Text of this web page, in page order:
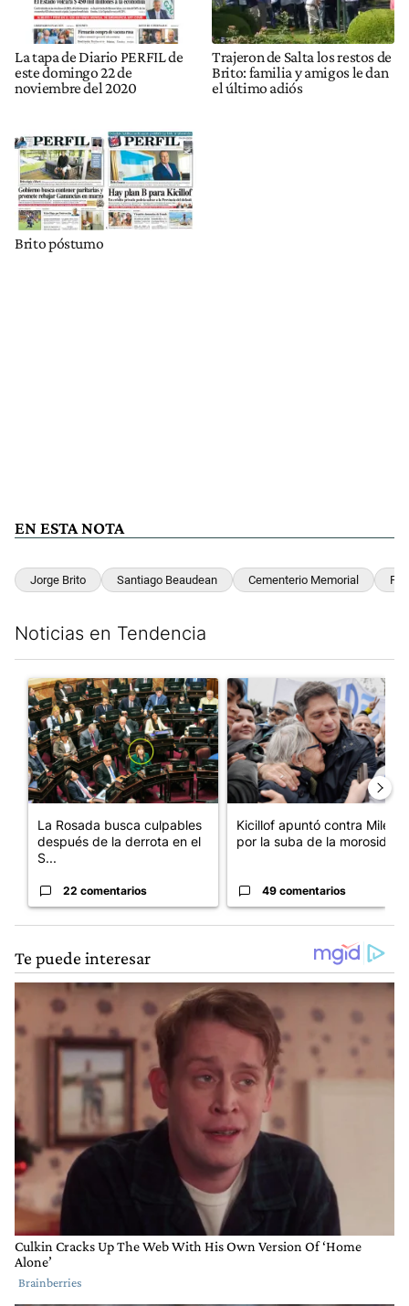
La tapa de Diario PERFIL de
este domingo 22 de
noviembre del 2020
Trajeron de Salta los restos de
Brito: familia y amigos le dan
el último adiós
Brito póstumo
EN ESTA NOTA
Jorge Brito Santiago Beaudean Cementerio Memorial
Noticias en Tendencia
Un artículo de tendencia con el título "La Rosada busca
La Rosada busca culpables
después de la derrota en el
S...
22 comentarios
Un artículo de tendencia con
Kicillof apuntó contra Milei
por la suba de la morosida...
49 comentarios